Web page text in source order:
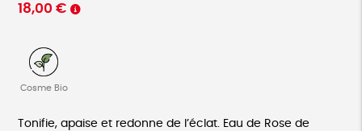
18,00 €
Cosme Bio
Tonifie, apaise et redonne de l’éclat. Eau de Rose de